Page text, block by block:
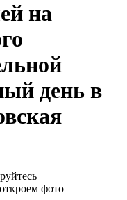
на
день в
фото